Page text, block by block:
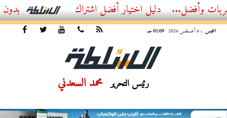
أفضل اشتراك IPTV بدون تقطيع 2026 – دليل المشاهد العصري
الخميس ، 6 أغسطس 2026 01:09 صـ
رئيس التحرير محمد السعدني